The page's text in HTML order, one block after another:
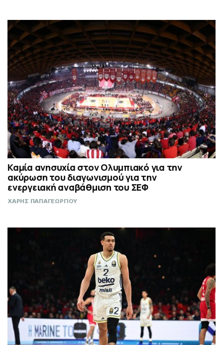
Καμία ανησυχία στον Ολυμπιακό για την
ακύρωση του διαγωνισμού για την
ενεργειακή αναβάθμιση του ΣΕΦ
ΧΑΡΗΣ ΠΑΠΑΓΕΩΡΓΙΟΥ